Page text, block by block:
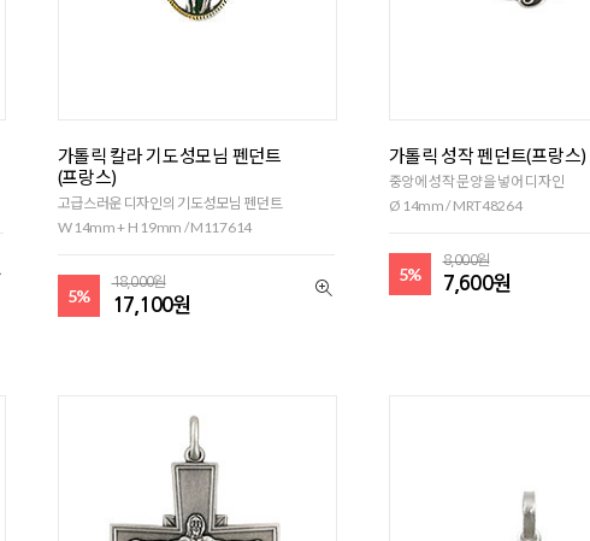
가톨릭 칼라 기도성모님 펜던트
(프랑스)
고급스러운 디자인의 기도성모님 펜던트
W 14mm + H 19mm / M117614
5%
18,000원
17,100원
가톨릭 성작 펜던트(프랑스)
중앙에 성작 문양을 넣어 디자인
Ø 14mm / MRT48264
5%
8,000원
7,600원